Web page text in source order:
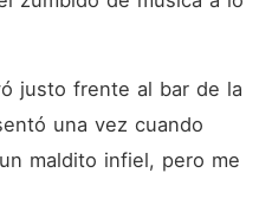
justo frente al bar de la
una vez cuando
maldito infiel, pero me